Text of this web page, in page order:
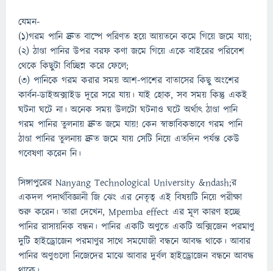
যেমন-
(১)গরম পানি দ্রুত বাষ্পে পরিণত হয়ে আয়তনে কমে গিয়ে জমে যায়;
(২) ঠাণ্ডা পানির উপর বরফ কণা জমে গিয়ে একে বাইরের পরিবেশ
থেকে কিছুটা বিচ্ছিন্ন করে ফেলে;
(৩) পানিকে গরম করার সময় আশ-পাশের বাতাসের কিছু অংশের
কার্বন-ডাইঅক্সাইড দূরে সরে যায়। যাই হোক, সব সময় কিন্তু একই
ঘটনা ঘটে না। অনেক সময় উলটো ঘটনাও ঘটে অর্থাৎ ঠাণ্ডা পানি
গরম পানির তুলনায় দ্রুত জমে যায়! কেন স্বাভাবিকভাবে গরম পানি
ঠাণ্ডা পানির তুলনায় দ্রুত জমে যায় সেটি নিয়ে এতদিন পর্যন্ত কেউ
গবেষণা করেন নি।
সিঙ্গাপুরের Nanyang Technological University &ndash;র
একদল পদার্থবিজ্ঞানী জি ঝেং এর নেতৃত্ব এই বিষয়টি নিয়ে পরীক্ষা
শুরু করেন। তারা দেখেন, Mpemba effect এর মূল কারণ হচ্ছে
পানির রাসায়নিক বন্ধন। পানির একটি অণুতে একটি অক্সিজেন পরমাণু
দুটি হাইড্রোজেন পরমাণুর সাথে সমযোজী বন্ধনে আবদ্ধ থাকে। আবার
পানির অণুগুলো নিজেদের মাঝে আবার দুর্বল হাইড্রোজেন বন্ধনে আবদ্ধ